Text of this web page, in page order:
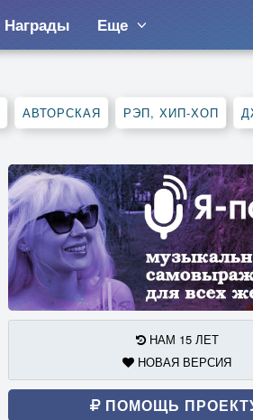
Награды Еще
АВТОРСКАЯ РЭП, ХИП-ХОП
НАМ 15 ЛЕТ
НОВАЯ ВЕРСИЯ
ПОМОЩЬ